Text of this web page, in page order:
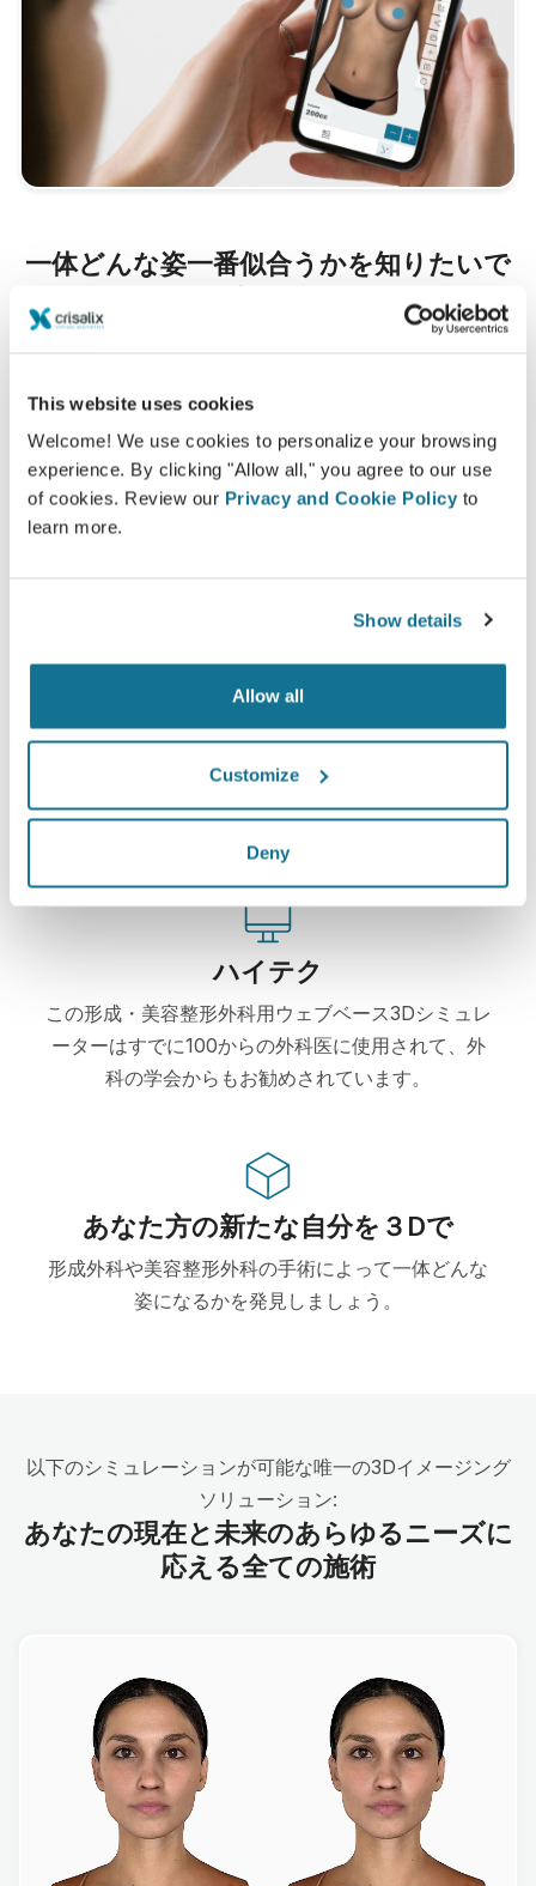
This website uses cookies
Welcome! We use cookies to personalize your browsing
experience. By clicking "Allow all," you agree to our use
of cookies. Review our Privacy and Cookie Policy to
learn more.
Show details
Allow all
Customize
Deny
一体どんな姿一番似合うかを知りたいで
すか？
の診療後、クリサリクスのあなたの
友人、その他意見を聞いてみたい人達とシェアすることも
できるようになります。
新たなあなたをご覧ください！
簡単ですし安全です
クリサリクスは、常にあなたのプライバシーを保護
暗号化されています： あなたの個人情報の安全と
プライバシーは守られています。
ハイテク
この形成・美容整形外科用ウェブベース3Dシミュレ
ーターはすでに100からの外科医に使用されて、外
科の学会からもお勧めされています。
あなた方の新たな自分を３Dで
形成外科や美容整形外科の手術によって一体どんな
姿になるかを発見しましょう。
以下のシミュレーションが可能な唯一の3Dイメージング
ソリューション:
あなたの現在と未来のあらゆるニーズに
応える全ての施術